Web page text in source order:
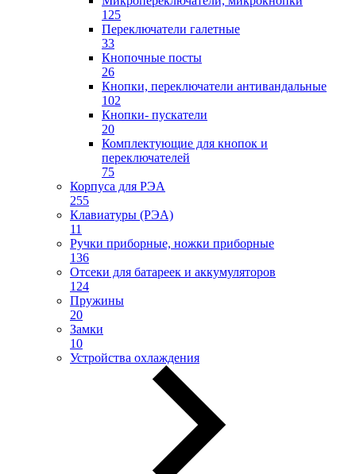
125
Переключатели галетные
33
Кнопочные посты
26
Кнопки, переключатели антивандальные
102
Кнопки- пускатели
20
Комплектующие для кнопок и
переключателей
75
Корпуса для РЭА
255
Клавиатуры (РЭА)
11
Ручки приборные, ножки приборные
136
Отсеки для батареек и аккумуляторов
124
Пружины
20
Замки
10
Устройства охлаждения